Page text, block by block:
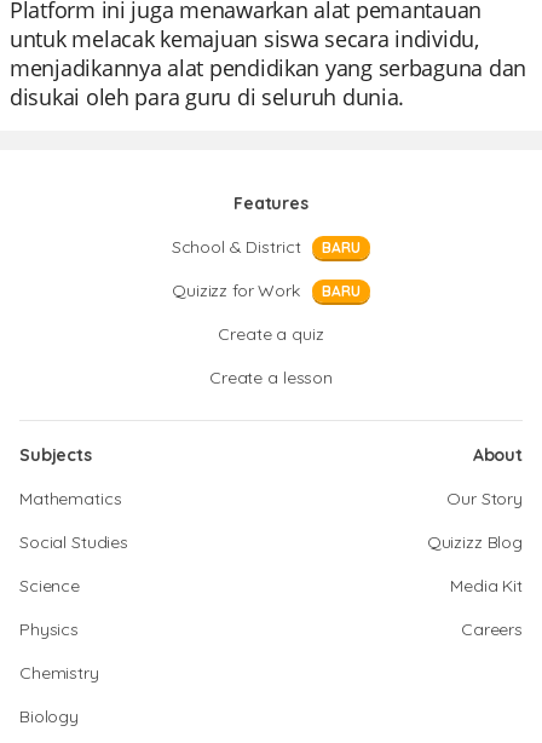
Platform ini juga menawarkan alat pemantauan
untuk melacak kemajuan siswa secara individu,
menjadikannya alat pendidikan yang serbaguna dan
disukai oleh para guru di seluruh dunia.
Features
School & District
BARU
Quizizz for Work BARU
Create a quiz
Create a lesson
Subjects
Mathematics
Social Studies
Science
Physics
Chemistry
Biology
About
Our Story
Quizizz Blog
Media Kit
Careers